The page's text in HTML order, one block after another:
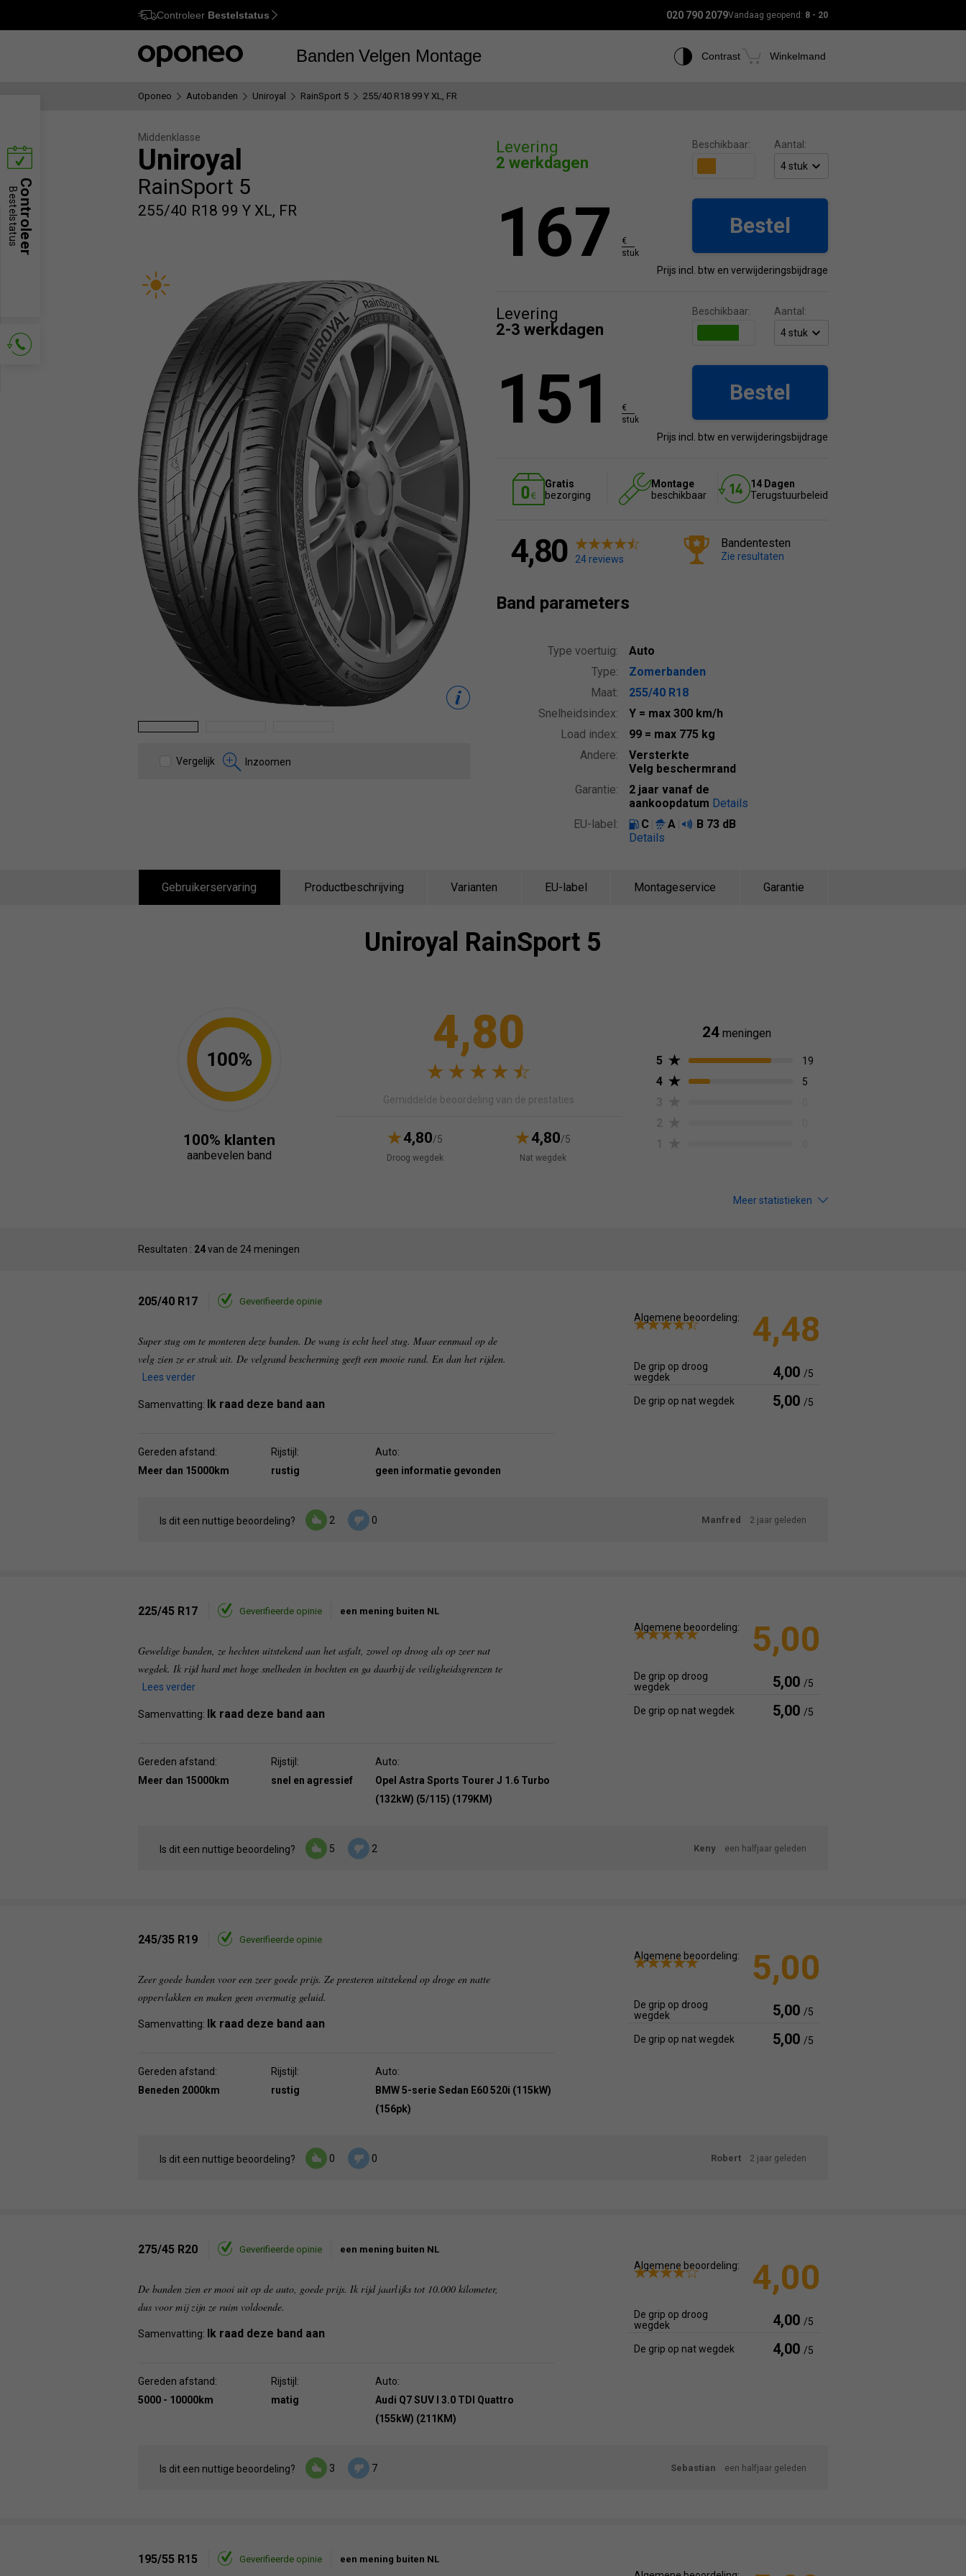
Ctrl M
Controleer Bestelstatus 020 790 2079Vandaag geopend: 8 - 20
Banden Velgen Montage Contrast Winkelmand
Oponeo Autobanden Uniroyal RainSport 5 255/40 R18 99 Y XL, FR
Middenklasse
Uniroyal
RainSport 5
255/40 R18 99 Y XL, FR
Vergelijk Inzoomen
Levering
2 werkdagen
Beschikbaar: Aantal:
167
€
stuk
Bestel
Prijs incl. btw en verwijderingsbijdrage
Levering
2-3 werkdagen
Beschikbaar: Aantal:
151
€
stuk
Bestel
Prijs incl. btw en verwijderingsbijdrage
Gratis
bezorging
Montage
beschikbaar
14 Dagen
Terugstuurbeleid
4,80 24 reviews
Bandentesten
Zie resultaten
Band parameters
Type voertuig:
Auto
Type:
Zomerbanden
Maat:
255/40 R18
Snelheidsindex:
Y = max 300 km/h
Load index:
99 = max 775 kg
Andere:
Versterkte
Velg beschermrand
Garantie:
2 jaar vanaf de
aankoopdatum Details
EU-label:
C A B 73 dB
Details
Gebruikerservaring Productbeschrijving Varianten EU-label Montageservice Garantie
Uniroyal RainSport 5
4,80
Gemiddelde beoordeling van de prestaties
4,80/5
Droog wegdek
4,80/5
Nat wegdek
100%
100% klanten
aanbevelen band
24 meningen
5
19
4 5
Meer statistieken
Resultaten : 24van de 24 meningen
205/40 R17 Geverifieerde opinie
Super stug om te monteren deze banden. De wang is echt heel stug. Maar eenmaal op de
velg zien ze er strak uit. De velgrand bescherming geeft een mooie rand. En dan het rijden.
Lees verder
Samenvatting: Ik raad deze band aan
Gereden afstand:
Meer dan 15000km
Rijstijl:
rustig
Auto:
geen informatie gevonden
Algemene beoordeling: 4,48
De grip op droog
wegdek
4,00 /5
De grip op nat wegdek 5,00 /5
Is dit een nuttige beoordeling? 2 0 Manfred 2 jaar geleden
225/45 R17 Geverifieerde opinie een mening buiten NL
Geweldige banden, ze hechten uitstekend aan het asfalt, zowel op droog als op zeer nat
wegdek. Ik rijd hard met hoge snelheden in bochten en ga daarbij de veiligheidsgrenzen te
Lees verder
Samenvatting: Ik raad deze band aan
Gereden afstand:
Meer dan 15000km
Rijstijl:
snel en agressief
Auto:
Opel Astra Sports Tourer J 1.6 Turbo
(132kW) (5/115) (179KM)
Algemene beoordeling: 5,00
De grip op droog
wegdek
5,00 /5
De grip op nat wegdek 5,00 /5
Is dit een nuttige beoordeling? 5 2 Keny een halfjaar geleden
245/35 R19 Geverifieerde opinie
Zeer goede banden voor een zeer goede prijs. Ze presteren uitstekend op droge en natte
oppervlakken en maken geen overmatig geluid.
Samenvatting: Ik raad deze band aan
Gereden afstand:
Beneden 2000km
Rijstijl:
rustig
Auto:
BMW 5-serie Sedan E60 520i (115kW)
(156pk)
Algemene beoordeling: 5,00
De grip op droog
wegdek
5,00 /5
De grip op nat wegdek 5,00 /5
Is dit een nuttige beoordeling? 0 0 Robert 2 jaar geleden
275/45 R20 Geverifieerde opinie een mening buiten NL
De banden zien er mooi uit op de auto, goede prijs. Ik rijd jaarlijks tot 10.000 kilometer,
dus voor mij zijn ze ruim voldoende.
Samenvatting: Ik raad deze band aan
Gereden afstand:
5000 - 10000km
Rijstijl:
matig
Auto:
Audi Q7 SUV I 3.0 TDI Quattro
(155kW) (211KM)
Algemene beoordeling: 4,00
De grip op droog
wegdek
4,00 /5
De grip op nat wegdek 4,00 /5
Is dit een nuttige beoordeling? 3 7 Sebastian een halfjaar geleden
195/55 R15 Geverifieerde opinie een mening buiten NL
Controleer
Bestelstatus